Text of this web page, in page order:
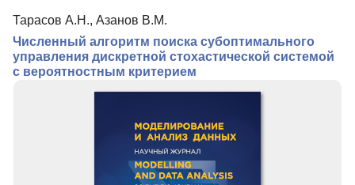
Тарасов А.Н., Азанов В.М.
Численный алгоритм поиска субоптимального
управления дискретной стохастической системой
с вероятностным критерием